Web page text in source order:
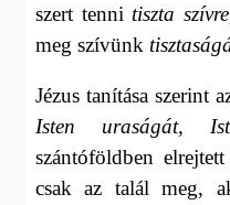
szert tenni tiszta
meg szívünk
Jézus tanítása szerint
Isten uraságát,
szántóföldben elrejtett
csak az talál meg,